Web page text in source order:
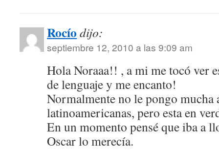
Rocío dijo:
septiembre 12, 2010 a las 9:09 am
Hola Noraaa!! , a mi me tocó ver
de lenguaje y me encanto!
Normalmente no le pongo mucha
latinoamericanas, pero esta en
En un momento pensé que iba a
Oscar lo merecía.